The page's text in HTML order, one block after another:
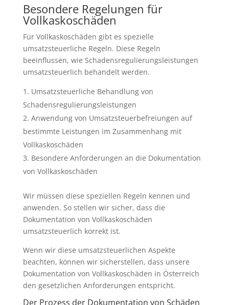
Besondere Regelungen für
Vollkaskoschäden
Für Vollkaskoschäden gibt es spezielle
umsatzsteuerliche Regeln. Diese Regeln
beeinflussen, wie Schadensregulierungsleistungen
umsatzsteuerlich behandelt werden.
Umsatzsteuerliche Behandlung von
Schadensregulierungsleistungen
Anwendung von Umsatzsteuerbefreiungen auf
bestimmte Leistungen im Zusammenhang mit
Vollkaskoschäden
Besondere Anforderungen an die Dokumentation
von Vollkaskoschäden
Wir müssen diese speziellen Regeln kennen und
anwenden. So stellen wir sicher, dass die
Dokumentation von Vollkaskoschäden
umsatzsteuerlich korrekt ist.
Wenn wir diese umsatzsteuerlichen Aspekte
beachten, können wir sicherstellen, dass unsere
Dokumentation von Vollkaskoschäden in Österreich
den gesetzlichen Anforderungen entspricht.
Der Prozess der Dokumentation von Schäden